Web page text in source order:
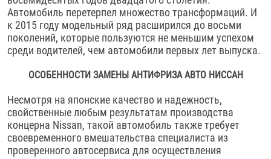
Автомобиль перетерпел множество трансформаций. И
к 2015 году модельный ряд расширился до восьми
поколений, которые пользуются не меньшим успехом
среди водителей, чем автомобили первых лет выпуска.
ОСОБЕННОСТИ ЗАМЕНЫ АНТИФРИЗА АВТО НИССАН
Несмотря на японские качество и надежность,
свойственные любым результатам производства
концерна Nissan, такой автомобиль также требует
своевременного вмешательства специалиста из
проверенного автосервиса для осуществления